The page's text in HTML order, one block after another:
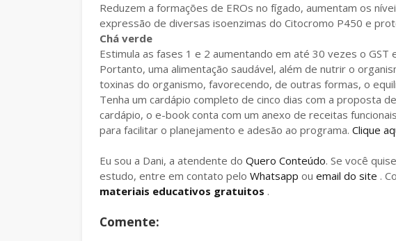
Reduzem a formações de EROs no fígado, aumentam os
expressão de diversas isoenzimas do Citocromo P450 e
Chá verde
Estimula as fases 1 e 2 aumentando em até 30 vezes o GST
Portanto, uma alimentação saudável, além de nutrir o
toxinas do organismo, favorecendo, de outras formas, o
Tenha um cardápio completo de cinco dias com a proposta de
cardápio, o e-book conta com um anexo de receitas
para facilitar o planejamento e adesão ao programa. Clique
Eu sou a Dani, a atendente do Quero Conteúdo. Se você
estudo, entre em contato pelo Whatsapp ou email do site .
materiais educativos gratuitos .
Comente: